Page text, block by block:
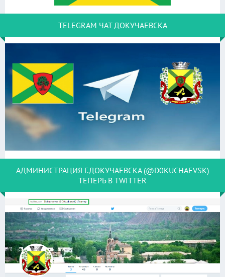
TELEGRAM ЧАТ ДОКУЧАЕВСКА
АДМИНИСТРАЦИЯ Г.ДОКУЧАЕВСКА (@D0KUCHAEVSK)
ТЕПЕРЬ В TWITTER